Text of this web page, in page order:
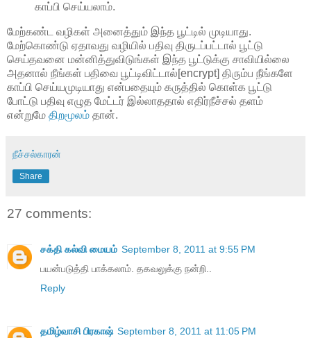
காப்பி செய்யலாம்.
மேற்கண்ட வழிகள் அனைத்தும் இந்த பூட்டில் முடியாது.
மேற்கொண்டு ஏதாவது வழியில் பதிவு திருடப்பட்டால் பூட்டு
செய்தவனை மன்னித்துவிடுங்கள் இந்த பூட்டுக்கு சாவியில்லை
அதனால் நீங்கள் பதிவை பூட்டிவிட்டால்[encrypt] திரும்ப நீங்களே
காப்பி செய்யமுடியாது என்பதையும் கருத்தில் கொள்க பூட்டு
போட்டு பதிவு எழுத மேட்டர் இல்லாததால் எதிர்நீச்சல் தளம்
என்றுமே திறமூலம் தான்.
நீச்சல்காரன்
Share
27 comments:
சக்தி கல்வி மையம் September 8, 2011 at 9:55 PM
பயன்படுத்தி பாக்கலாம். தகவலுக்கு நன்றி..
Reply
தமிழ்வாசி பிரகாஷ் September 8, 2011 at 11:05 PM